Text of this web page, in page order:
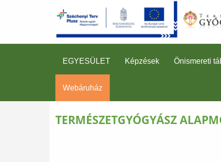
EGYESÜLET Képzések Önismereti
Webáruház
TERMÉSZETGYÓGYÁSZ